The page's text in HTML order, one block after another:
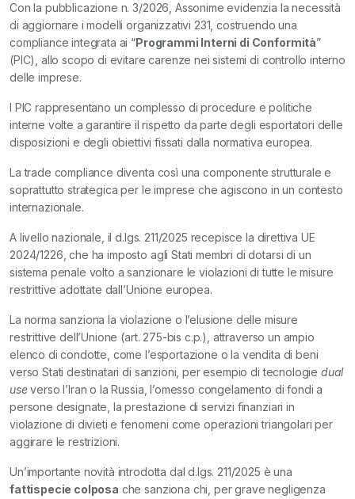
Con la pubblicazione n. 3/2026, Assonime evidenzia la necessità
di aggiornare i modelli organizzativi 231, costruendo una
compliance integrata ai “Programmi Interni di Conformità”
(PIC), allo scopo di evitare carenze nei sistemi di controllo interno
delle imprese.
I PIC rappresentano un complesso di procedure e politiche
interne volte a garantire il rispetto da parte degli esportatori delle
disposizioni e degli obiettivi fissati dalla normativa europea.
La trade compliance diventa così una componente strutturale e
soprattutto strategica per le imprese che agiscono in un contesto
internazionale.
A livello nazionale, il d.lgs. 211/2025 recepisce la direttiva UE
2024/1226, che ha imposto agli Stati membri di dotarsi di un
sistema penale volto a sanzionare le violazioni di tutte le misure
restrittive adottate dall’Unione europea.
La norma sanziona la violazione o l’elusione delle misure
restrittive dell’Unione (art. 275-bis c.p.), attraverso un ampio
elenco di condotte, come l’esportazione o la vendita di beni
verso Stati destinatari di sanzioni, per esempio di tecnologie dual
useverso l’Iran o la Russia, l’omesso congelamento di fondi a
persone designate, la prestazione di servizi finanziari in
violazione di divieti e fenomeni come operazioni triangolari per
aggirare le restrizioni.
Un’importante novità introdotta dal d.lgs. 211/2025 è una
fattispecie colposa che sanziona chi, per grave negligenza